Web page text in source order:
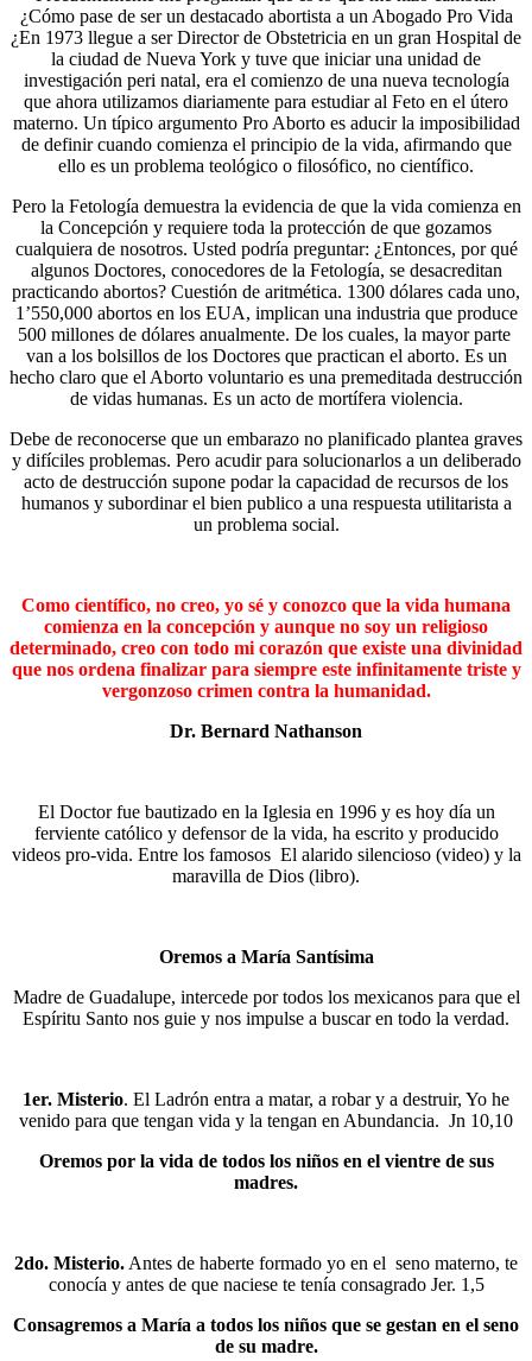
¿Cómo pase de ser un destacado abortista a un Abogado Pro Vida
¿En 1973 llegue a ser Director de Obstetricia en un gran Hospital de
la ciudad de Nueva York y tuve que iniciar una unidad de
investigación peri natal, era el comienzo de una nueva tecnología
que ahora utilizamos diariamente para estudiar al Feto en el útero
materno. Un típico argumento Pro Aborto es aducir la imposibilidad
de definir cuando comienza el principio de la vida, afirmando que
ello es un problema teológico o filosófico, no científico.
Pero la Fetología demuestra la evidencia de que la vida comienza en
la Concepción y requiere toda la protección de que gozamos
cualquiera de nosotros. Usted podría preguntar: ¿Entonces, por qué
algunos Doctores, conocedores de la Fetología, se desacreditan
practicando abortos? Cuestión de aritmética. 1300 dólares cada uno,
1’550,000 abortos en los EUA, implican una industria que produce
500 millones de dólares anualmente. De los cuales, la mayor parte
van a los bolsillos de los Doctores que practican el aborto. Es un
hecho claro que el Aborto voluntario es una premeditada destrucción
de vidas humanas. Es un acto de mortífera violencia.
Debe de reconocerse que un embarazo no planificado plantea graves
y difíciles problemas. Pero acudir para solucionarlos a un deliberado
acto de destrucción supone podar la capacidad de recursos de los
humanos y subordinar el bien publico a una respuesta utilitarista a
un problema social.
Como científico, no creo, yo sé y conozco que la vida humana
comienza en la concepción y aunque no soy un religioso
determinado, creo con todo mi corazón que existe una divinidad
que nos ordena finalizar para siempre este infinitamente triste y
vergonzoso crimen contra la humanidad.
Dr. Bernard Nathanson
El Doctor fue bautizado en la Iglesia en 1996 y es hoy día un
ferviente católico y defensor de la vida, ha escrito y producido
videos pro-vida. Entre los famosos El alarido silencioso (video) y la
maravilla de Dios (libro).
Oremos a María Santísima
Madre de Guadalupe, intercede por todos los mexicanos para que el
Espíritu Santo nos guie y nos impulse a buscar en todo la verdad.
1er. Misterio. El Ladrón entra a matar, a robar y a destruir, Yo he
venido para que tengan vida y la tengan en Abundancia. Jn 10,10
Oremos por la vida de todos los niños en el vientre de sus
madres.
2do. Misterio. Antes de haberte formado yo en el seno materno, te
conocía y antes de que naciese te tenía consagrado Jer. 1,5
Consagremos a María a todos los niños que se gestan en el seno
de su madre.